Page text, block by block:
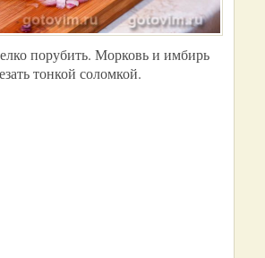
порубить. Морковь и имбирь
тонкой соломкой.